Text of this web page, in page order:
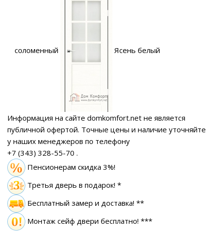
соломенный Ясень белый
Информация на сайте domkomfort.net не является
публичной офертой. Точные цены и наличие уточняйте
у наших менеджеров по телефону
+7 (343) 328-55-70 .
Пенсионерам скидка 3%!
Третья дверь в подарок! *
Бесплатный замер и доставка! **
Монтаж сейф двери бесплатно! ***